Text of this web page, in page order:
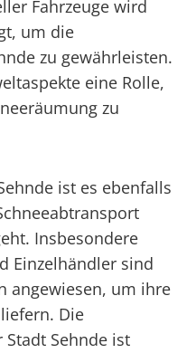
Fahrzeuge wird
um die
zu gewährleisten.
eine Rolle,
zu
ist es ebenfalls
Insbesondere
Einzelhändler sind
angewiesen, um ihre
Die
Sehnde ist